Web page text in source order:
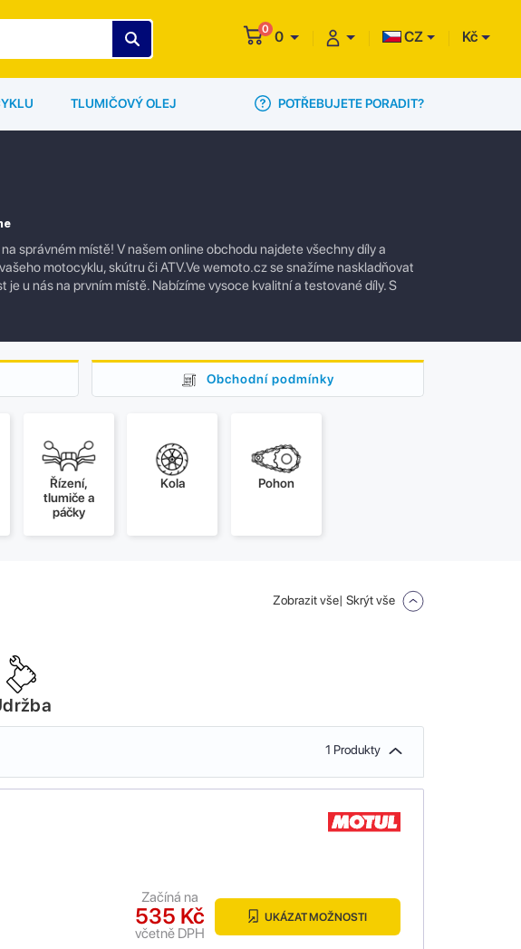
0 0 CZ Kč
TLUMIČOVÝ OLEJ POTŘEBUJETE PORADIT?
správném místě! V našem online obchodu najdete všechny díly a
motocyklu, skútru či ATV.Ve wemoto.cz se snažíme naskladňovat
u nás na prvním místě. Nabízíme vysoce kvalitní a testované díly. S
Obchodní podmínky
Řízení,
tlumiče a
páčky
Kola Pohon
Zobrazit vše| Skrýt vše
1 Produkty
535 Kč
včetně DPH
Začíná na
UKÁZAT MOŽNOSTI